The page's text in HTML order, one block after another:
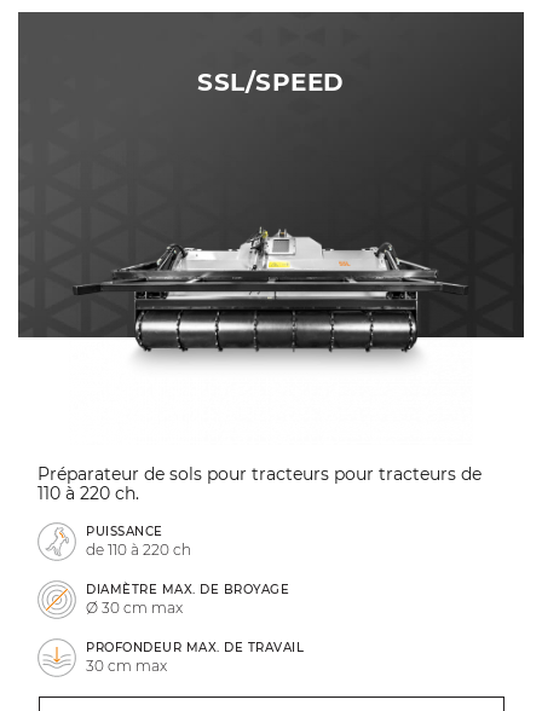
SSL/SPEED
Préparateur de sols pour tracteurs pour tracteurs de
110 à 220 ch.
PUISSANCE
de 110 à 220 ch
DIAMÈTRE MAX. DE BROYAGE
Ø 30 cm max
PROFONDEUR MAX. DE TRAVAIL
30 cm max